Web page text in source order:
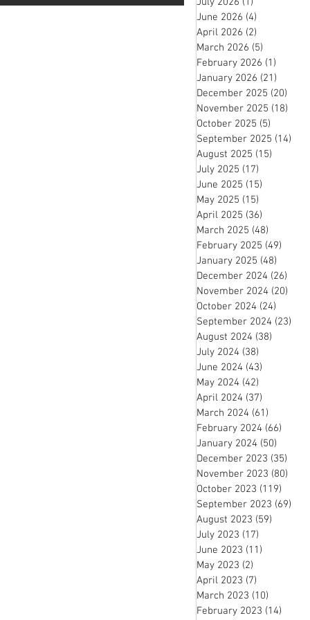
June 2026 (4)
April 2026 (2)
March 2026 (5)
February 2026 (1)
January 2026 (21)
December 2025 (20)
November 2025 (18)
October 2025 (5)
September 2025 (14)
August 2025 (15)
July 2025 (17)
June 2025 (15)
May 2025 (15)
April 2025 (36)
March 2025 (48)
February 2025 (49)
January 2025 (48)
December 2024 (26)
November 2024 (20)
October 2024 (24)
September 2024 (23)
August 2024 (38)
July 2024 (38)
June 2024 (43)
May 2024 (42)
April 2024 (37)
March 2024 (61)
February 2024 (66)
January 2024 (50)
December 2023 (35)
November 2023 (80)
October 2023 (119)
September 2023 (69)
August 2023 (59)
July 2023 (17)
June 2023 (11)
May 2023 (2)
April 2023 (7)
March 2023 (10)
February 2023 (14)